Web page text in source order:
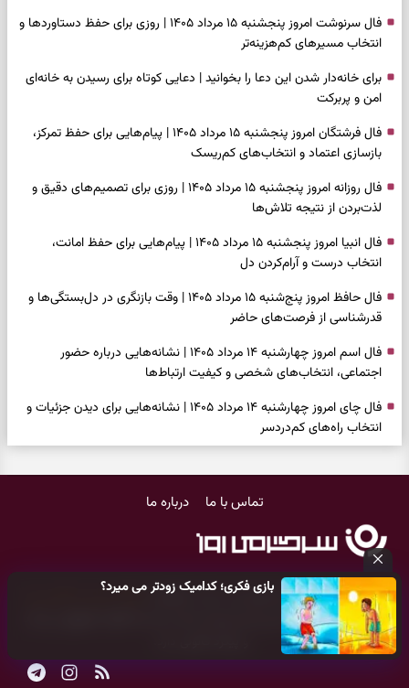
بازی فکری؛ کدامیک زودتر می میرد؟
فال سرنوشت امروز پنجشنبه ۱۵ مرداد ۱۴۰۵ | روزی برای حفظ دستاوردها و
انتخاب مسیرهای کم‌هزینه‌تر
برای خانه‌دار شدن این دعا را بخوانید | دعایی کوتاه برای رسیدن به خانه‌ای
امن و پربرکت
فال فرشتگان امروز پنجشنبه ۱۵ مرداد ۱۴۰۵ | پیام‌هایی برای حفظ تمرکز،
بازسازی اعتماد و انتخاب‌های کم‌ریسک
فال روزانه امروز پنجشنبه ۱۵ مرداد ۱۴۰۵ | روزی برای تصمیم‌های دقیق و
لذت‌بردن از نتیجه تلاش‌ها
فال انبیا امروز پنجشنبه ۱۵ مرداد ۱۴۰۵ | پیام‌هایی برای حفظ امانت،
انتخاب درست و آرام‌کردن دل
فال حافظ امروز پنج‌شنبه ۱۵ مرداد ۱۴۰۵ | وقت بازنگری در دل‌بستگی‌ها و
قدرشناسی از فرصت‌های حاضر
فال اسم امروز چهارشنبه ۱۴ مرداد ۱۴۰۵ | نشانه‌هایی درباره حضور
اجتماعی، انتخاب‌های شخصی و کیفیت ارتباط‌ها
فال چای امروز چهارشنبه ۱۴ مرداد ۱۴۰۵ | نشانه‌هایی برای دیدن جزئیات و
انتخاب راه‌های کم‌دردسر
انتخاب چیزی که ارزش ماندن دارد
فرصت دارید
کوچک و حفظ مسیرهای ارزشمند
طرز تهیه لوبیا پلو مجلسی با گوشت چرخ‌کرده | دانه‌دانه، خوش‌عطر و
تماس با ما درباره ما
کلیه حقوق مادی و معنوی این سایت متعلق بهپایگاه خبری سرگرمی روز
می‌باشد و هر گونه کپی‌برداری توسط دیگر سایت‌ها